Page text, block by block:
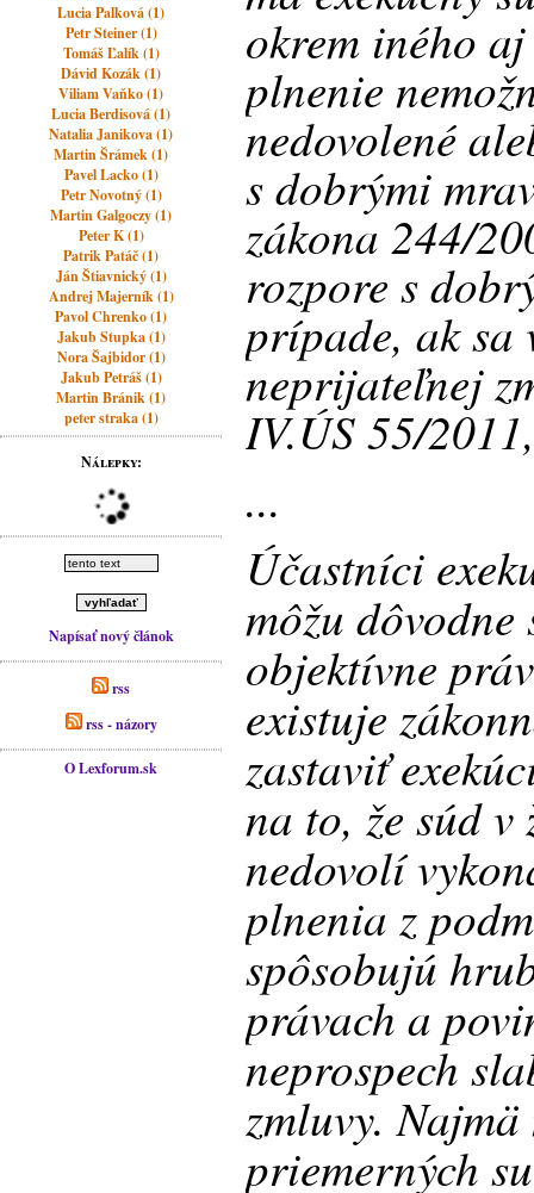
Lucia Palková (1)
Petr Steiner (1)
Tomáš Ľalík (1)
Dávid Kozák (1)
Viliam Vaňko (1)
Lucia Berdisová (1)
Natalia Janikova (1)
Martin Šrámek (1)
Pavel Lacko (1)
Petr Novotný (1)
Martin Galgoczy (1)
Peter K (1)
Patrik Patáč (1)
Ján Štiavnický (1)
Andrej Majerník (1)
Pavol Chrenko (1)
Jakub Stupka (1)
Nora Šajbidor (1)
Jakub Petráš (1)
Martin Bránik (1)
peter straka (1)
Nálepky:
Napísať nový článok
rss
rss - názory
O Lexforum.sk
okrem iného
plnenie
nedovolené
s dobrými
zákona 244/
rozpore s
prípade, ak sa
neprijateľnej
IV.ÚS 55/
...
Účastníci
môžu
objektívne
existuje
zastaviť
na to, že súd
nedovolí
plnenia z
spôsobujú
právach a
neprospech
zmluvy.
priemerných